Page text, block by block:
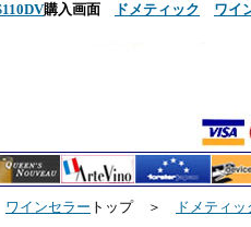
購入画面 ドメティック ワイ
ワインセラー トップ ＞ ドメティッ